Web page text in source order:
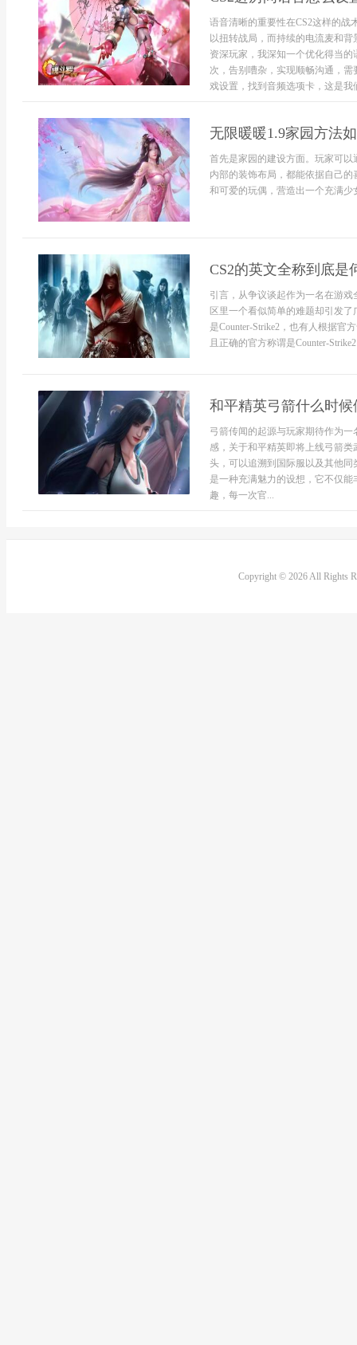
语音清晰的重要性在CS2这样的战
以扭转战局，而持续的电流麦和
资深玩家，我深知一个优化得当
次，告别嘈杂，实现顺畅沟通，
戏设置，找到音频选项卡，这是我
无限暖暖1.9家园方法
首先是家园的建设方面。玩家可
内部的装饰布局，都能依据自己
和可爱的玩偶，营造出一个充满少
CS2的英文全称到底是
引言，从争议谈起作为一名在游
区里一个看似简单的难题却引发
是Counter-Strike2，也有人根据官
且正确的官方称谓是Counter-
和平精英弓箭什么时
弓箭传闻的起源与玩家期待作为
感，关于和平精英即将上线弓箭
头，可以追溯到国际服以及其他
是一种充满魅力的设想，它不仅
趣，每一次官...
Copyright © 2026 All Rights